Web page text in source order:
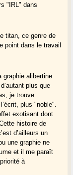
"IRL" dans
titan, ce genre de
point dans le travail
graphie alibertine
plus que
je trouve
plus "noble".
exotisant dont
histoire de
d’ailleurs un
une graphie ne
et il me paraît
à